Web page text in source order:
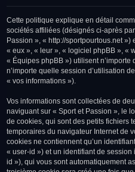
Cette politique explique en détail
sociétés affiliées (désignés ci-après
Passion », « http://sportpourtous.net
« eux », « leur », « logiciel phpBB », «
« Équipes phpBB ») utilisent
n’importe quelle session d’utilisation
« vos informations »).
Vos informations sont collectées de
naviguant sur « Sport et Passion », le
de cookies, qui sont des petits fichiers
temporaires du navigateur Internet de
cookies ne contiennent qu’un
« user-id ») et un identifiant de
id »), qui vous sont automatiquement